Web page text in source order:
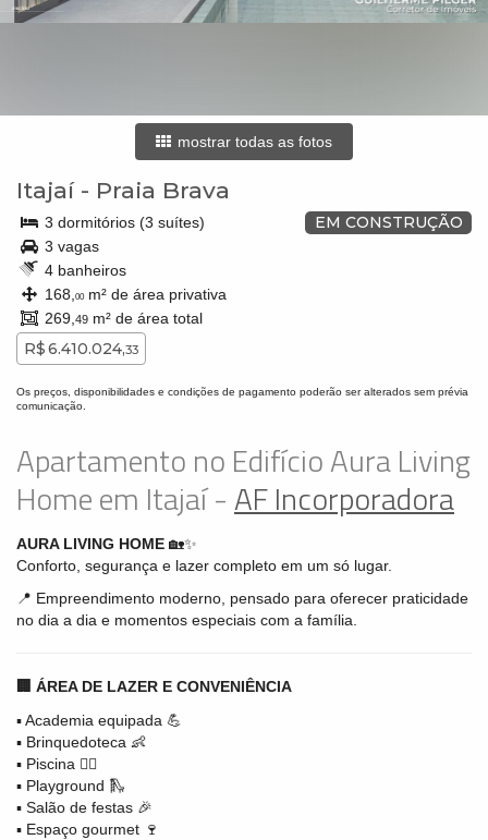
mostrar todas as fotos
Itajaí- Praia Brava
EM CONSTRUÇÃO
3 dormitórios (3 suítes)
3 vagas
4 banheiros
168, 00m² de área privativa
269, 49 m² de área total
R$ 6.410.024,33
Os preços, disponibilidades e condições de pagamento poderão ser alterados sem prévia
comunicação.
Apartamento no Edifício Aura Living
Home em Itajaí -AF Incorporadora
AURA LIVING HOME 🏡✨
Conforto, segurança e lazer completo em um só lugar.
📍 Empreendimento moderno, pensado para oferecer praticidade
no dia a dia e momentos especiais com a família.
🏢 ÁREA DE LAZER E CONVENIÊNCIA
▪️ Academia equipada 💪
▪️ Brinquedoteca 👶
▪️ Piscina 🏊‍♀️
▪️ Playground 🛝
▪️ Salão de festas 🎉
▪️ Espaço gourmet 🍷